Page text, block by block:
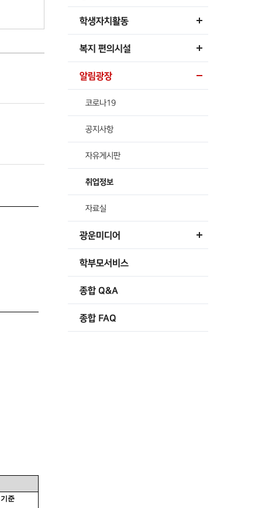
준
학생자치활동
복지 편의시설
알림광장
코로나19
공지사항
자유게시판
취업정보
자료실
광운미디어
학부모서비스
종합 Q&A
종합 FAQ